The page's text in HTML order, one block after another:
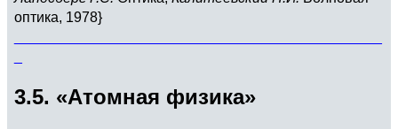
оптика, 1978}
3.5. «Атомная физика»